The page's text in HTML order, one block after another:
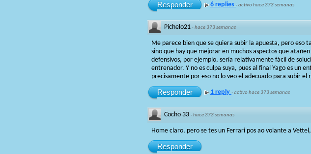
Responder 6 replies ·activo hace 373 semanas
Pichelo21 ·hace 373 semanas
Me parece bien que se quiera subir la apuesta, pero eso
sino que hay que mejorar en muchos aspectos que
defensivos, por ejemplo, sería relativamente fácil de
entrenador. Y no es culpa suya, pues al final Yago es un
precisamente por eso no lo veo el adecuado para subir el
Responder 1 reply ·activo hace 373 semanas
Cocho 33 ·hace 373 semanas
Home claro, pero se tes un Ferrari pos ao volante a
Responder